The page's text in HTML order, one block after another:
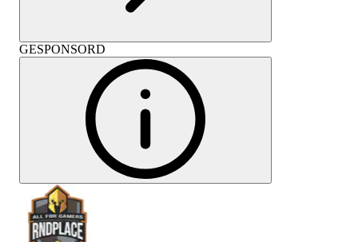
GESPONSORD